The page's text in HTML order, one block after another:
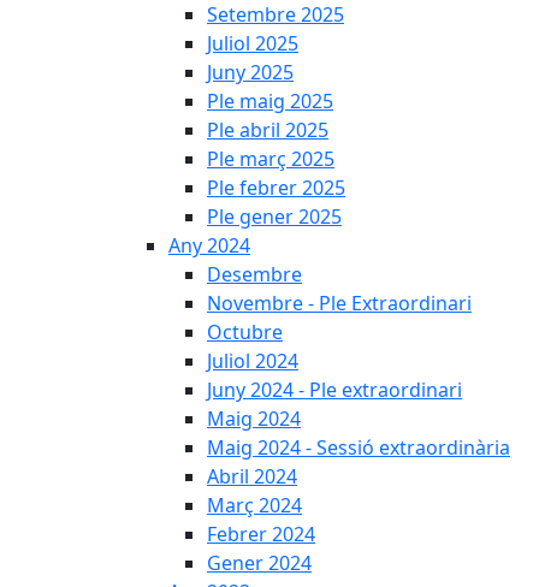
Setembre 2025
Juliol 2025
Juny 2025
Ple maig 2025
Ple abril 2025
Ple març 2025
Ple febrer 2025
Ple gener 2025
Any 2024
Desembre
Novembre - Ple Extraordinari
Octubre
Juliol 2024
Juny 2024 - Ple extraordinari
Maig 2024
Maig 2024 - Sessió extraordinària
Abril 2024
Març 2024
Febrer 2024
Gener 2024